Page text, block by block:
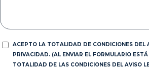
ACEPTO LA TOTALIDAD DE CONDICIONES DEL
PRIVACIDAD. (AL ENVIAR EL FORMULARIO
TOTALIDAD DE LAS CONDICIONES DEL AVISO